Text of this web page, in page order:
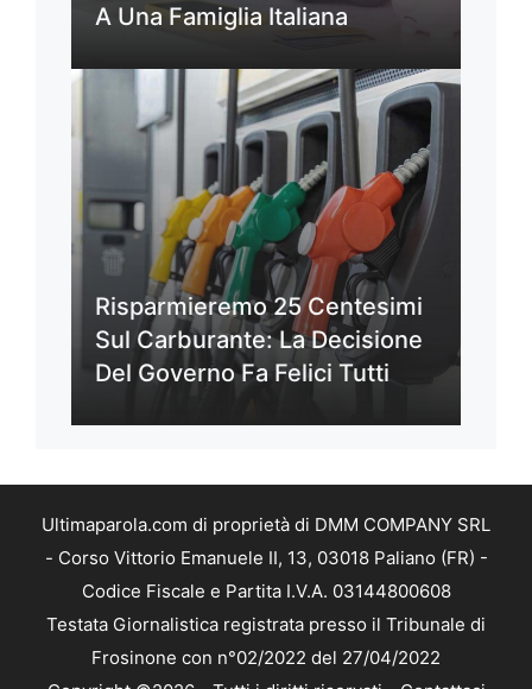
A Una Famiglia Italiana
Risparmieremo 25 Centesimi
Sul Carburante: La Decisione
Del Governo Fa Felici Tutti
Ultimaparola.com di proprietà di DMM COMPANY SRL
- Corso Vittorio Emanuele II, 13, 03018 Paliano (FR) -
Codice Fiscale e Partita I.V.A. 03144800608
Testata Giornalistica registrata presso il Tribunale di
Frosinone con n°02/2022 del 27/04/2022